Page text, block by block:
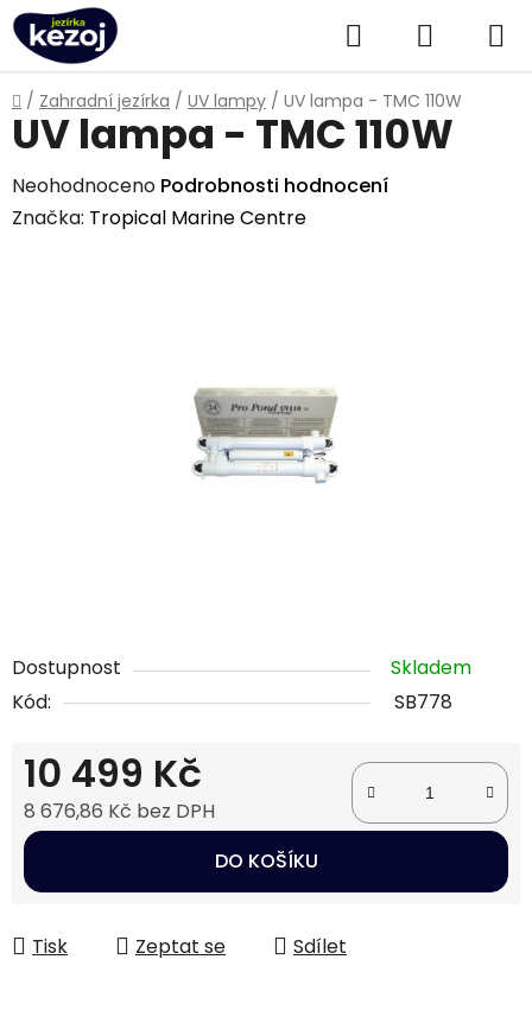
Přejít
na
obsah
Hledat
KOŠÍK
Domů
/ Zahradní jezírka / UV lampy / UV lampa - TMC 110W
Dostupnost
Skladem
Kód:
SB778
10 499 Kč
8 676,86 Kč bez DPH
Měrná cena:
DO KOŠÍKU
Tisk Zeptat se Sdílet
UV lampa - TMC 110W
Průměrné
hodnocení
Neohodnoceno Podrobnosti hodnocení
Značka: Tropical Marine Centre